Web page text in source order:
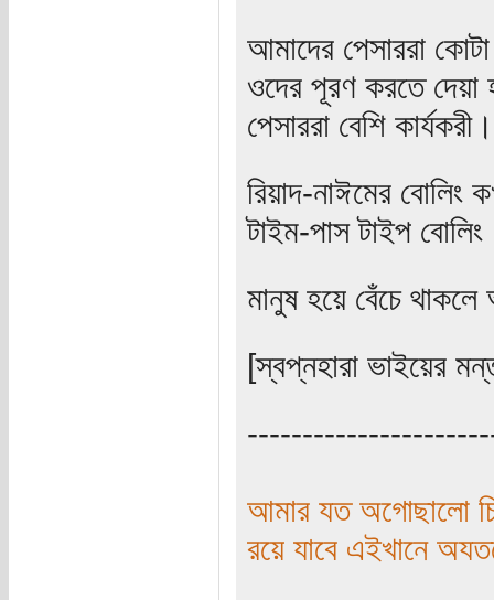
আমাদের পেসাররা
ওদের পূরণ করতে দেয়া
পেসাররা বেশি
রিয়াদ-নাঈমের
টাইম-পাস টাইপ
মানুষ হয়ে বেঁচে
[স্বপ্নহারা ভাইয়ের
আমার যত অগোছালো
রয়ে যাবে এইখানে